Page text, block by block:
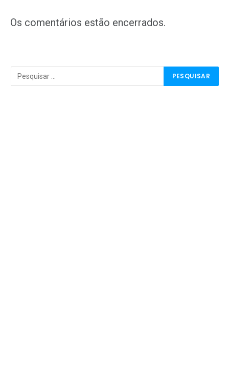
Os comentários estão encerrados.